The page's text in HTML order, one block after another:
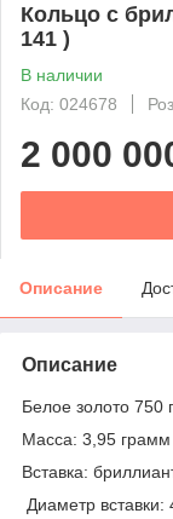
Кольцо с
141 )
В наличии
Код: 024678
2 000
Описание
Описание
Белое золото 750
Масса: 3,95 грамм
Вставка:
Диаметр вставки: